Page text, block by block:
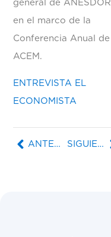
general de ANESDOR
en el marco de la
Conferencia Anual de
ACEM.
ENTREVISTA EL
ECONOMISTA
ANTERIOR SIGUIENTE